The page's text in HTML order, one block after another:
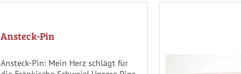
Ansteck-Pin
Ansteck-Pin: Mein Herz schlägt für